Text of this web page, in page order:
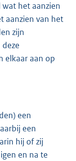
het aanzien
aanzien van het
zijn
elkaar aan op
een
een
hij of zij
en na te